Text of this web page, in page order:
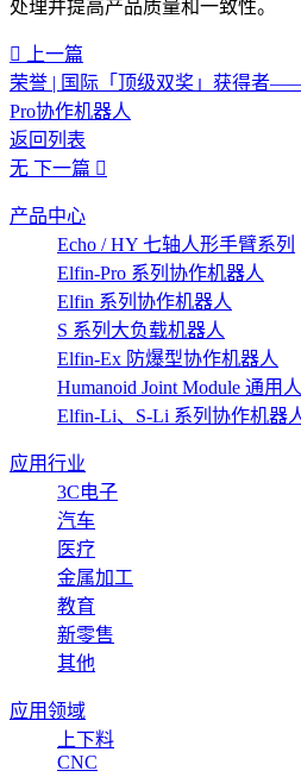
处理并提高产品质量和一致性。‍
上一篇
荣誉 | 国际「顶级双奖」获得者
Pro协作机器人
返回列表
无 下一篇
产品中心
Echo / HY 七轴人形手臂系列
Elfin-Pro 系列协作机器人
Elfin 系列协作机器人
S 系列大负载机器人
Elfin-Ex 防爆型协作机器人
Humanoid Joint Module 通用
Elfin-Li、S-Li 系列协作机器
应用行业
3C电子
汽车
医疗
金属加工
教育
新零售
其他
应用领域
上下料
CNC